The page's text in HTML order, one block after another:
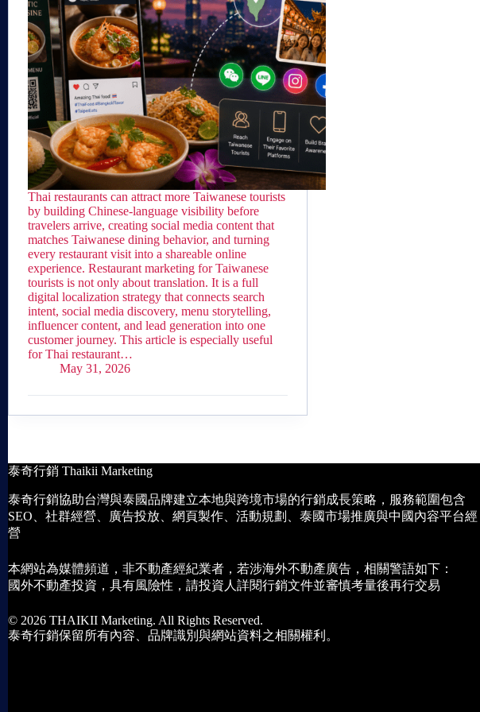
Thai restaurants can attract more Taiwanese tourists
by building Chinese-language visibility before
travelers arrive, creating social media content that
matches Taiwanese dining behavior, and turning
every restaurant visit into a shareable online
experience. Restaurant marketing for Taiwanese
tourists is not only about translation. It is a full
digital localization strategy that connects search
intent, social media discovery, menu storytelling,
influencer content, and lead generation into one
customer journey. This article is especially useful
for Thai restaurant…
May 31, 2026
泰奇行銷 Thaikii Marketing
泰奇行銷協助台灣與泰國品牌建立本地與跨境市場的行銷成長策略，服務範圍包含
SEO、社群經營、廣告投放、網頁製作、活動規劃、泰國市場推廣與中國內容平台經
營
本網站為媒體頻道，非不動產經紀業者，若涉海外不動產廣告，相關警語如下：
國外不動產投資，具有風險性，請投資人詳閱行銷文件並審慎考量後再行交易
© 2026 THAIKII Marketing. All Rights Reserved.
泰奇行銷保留所有內容、品牌識別與網站資料之相關權利。